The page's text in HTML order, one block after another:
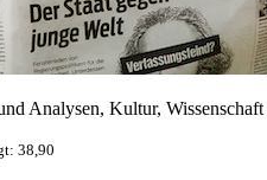
Analysen, Kultur,
38,90